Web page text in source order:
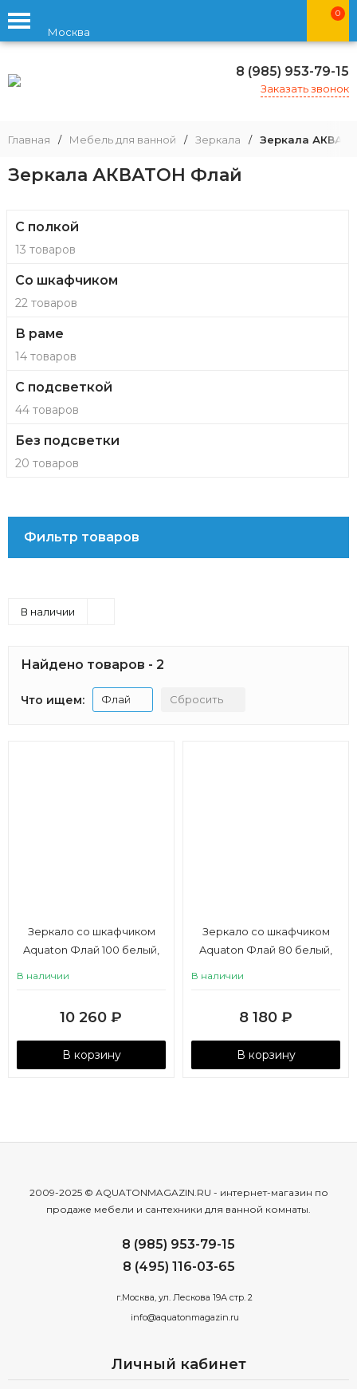
Москва
0
8 (985) 953-79-15
Заказать звонок
Главная / Мебель для ванной / Зеркала / Зеркала
Зеркала АКВАТОН Флай
С полкой
13 товаров
Со шкафчиком
22 товаров
В раме
14 товаров
С подсветкой
44 товаров
Без подсветки
20 товаров
Фильтр товаров
В наличии
Найдено товаров - 2
Что ищем: Флай Сбросить
Зеркало со шкафчиком
Aquaton Флай 100 белый,
В наличии
10 260 ₽
В корзину
Зеркало со шкафчиком
Aquaton Флай 80 белый,
В наличии
8 180 ₽
В корзину
2009-2025 © AQUATONMAGAZIN.RU - интернет-магазин по
продаже мебели и сантехники для ванной комнаты.
8 (985) 953-79-15
8 (495) 116-03-65
г.Москва, ул. Лескова 19А стр. 2
info@aquatonmagazin.ru
Личный кабинет